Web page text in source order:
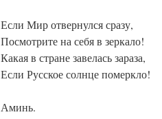
Если Мир отвернулся сразу,
Посмотрите на себя в зеркало!
Какая в стране завелась зараза,
Если Русское солнце померкло!
Аминь.